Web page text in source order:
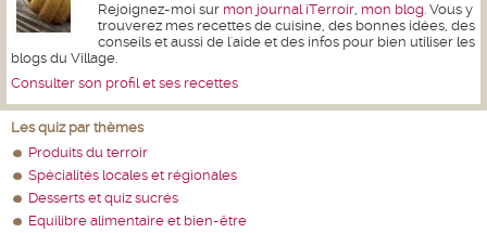
Rejoignez-moi sur mon journal iTerroir, mon blog. Vous y
trouverez mes recettes de cuisine, des bonnes idées, des
conseils et aussi de l'aide et des infos pour bien utiliser les
blogs du Village.
Consulter son profil et ses recettes
Les quiz par thèmes
Produits du terroir
Spécialités locales et régionales
Desserts et quiz sucrés
Equilibre alimentaire et bien-être